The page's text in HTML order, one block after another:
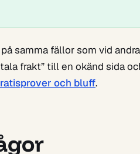
samma fällor som vid
frakt” till en okänd sida
och bluff.